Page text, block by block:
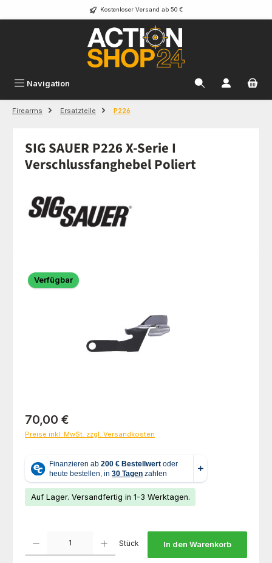
Zum Hauptinhalt springen Kostenloser Versand ab 50 €
Navigation
Firearms Ersatzteile P226
SIG SAUER P226 X-Serie I
Verschlussfanghebel Poliert
Bildergalerie überspringen
Verfügbar
Regulärer Preis:
70,00 €
Preise inkl. MwSt. zzgl. Versandkosten
Auf Lager. Versandfertig in 1-3 Werktagen.
Stück In den Warenkorb